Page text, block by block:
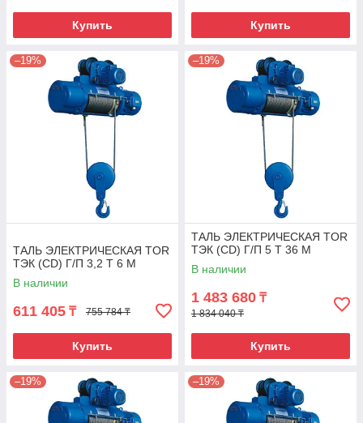
Купить Купить
–19%
ТАЛЬ ЭЛЕКТРИЧЕСКАЯ TOR
ТЭК (CD) Г/П 3,2 Т 6 М
В наличии
611 405 ₸ 755 784 ₸
Купить
–19%
ТАЛЬ ЭЛЕКТРИЧЕСКАЯ TOR
ТЭК (CD) Г/П 5 Т 36 М
В наличии
1 483 680 ₸
1 834 040 ₸
Купить
–19% –19%